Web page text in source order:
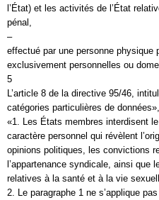
l’État) et les activités de l’État
pénal,
–
effectué par une personne physique
exclusivement personnelles ou
5
L’article 8 de la directive 95/46,
catégories particulières de
«1. Les États membres interdisent
caractère personnel qui révèlent
opinions politiques, les convictions
l’appartenance syndicale, ainsi que
relatives à la santé et à la vie
2. Le paragraphe 1 ne s’applique